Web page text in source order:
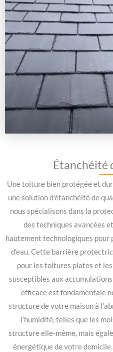
Étanchéité
Une toiture bien protégée et
une solution d’étanchéité de
nous spécialisons dans la
des techniques avancées
hautement technologiques
d’eau. Cette barrière
pour les toitures plates et
susceptibles aux
efficace est fondamentale
structure de votre maison à
l’humidité, telles que les
structure elle-même, mais
énergétique de votre